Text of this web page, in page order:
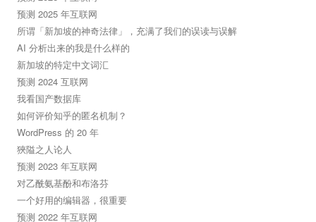
预测 2025 年互联网
所谓「新加坡的神奇法律」，充满了我们的误读与误解
AI 分析出来的我是什么样的
新加坡的特定中文词汇
预测 2024 互联网
我看国产数据库
如何评价知乎的匿名机制？
WordPress 的 20 年
狹隘之人论人
预测 2023 年互联网
对乙酰氨基酚和布洛芬
一个好用的编辑器，很重要
预测 2022 年互联网